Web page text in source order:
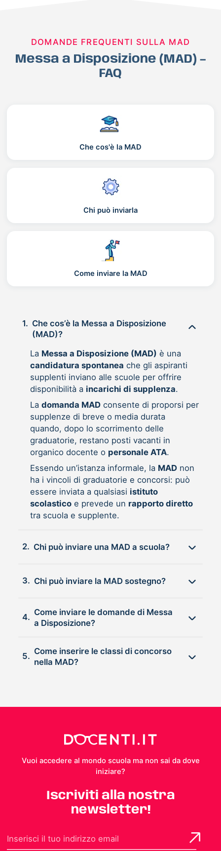
DOMANDE FREQUENTI SULLA MAD
Messa a Disposizione (MAD) –
FAQ
Che cos'è la MAD
Chi può inviarla
Come inviare la MAD
1. Che cos’è la Messa a Disposizione
(MAD)?
La Messa a Disposizione (MAD) è una
candidatura spontanea che gli aspiranti
supplenti inviano alle scuole per offrire
disponibilità a incarichi di supplenza.
La domanda MADconsente di proporsi per
supplenze di breve o media durata
quando, dopo lo scorrimento delle
graduatorie, restano posti vacanti in
organico docente o personale ATA.
Essendo un’istanza informale, la MADnon
ha i vincoli di graduatorie e concorsi: può
essere inviata a qualsiasi istituto
scolasticoe prevede un rapporto diretto
tra scuola e supplente.
2. Chi può inviare una MAD a scuola?
3. Chi può inviare la MAD sostegno?
4.
Come inviare le domande di Messa
a Disposizione?
5.
Come inserire le classi di concorso
nella MAD?
Vuoi accedere al mondo scuola ma non sai da dove
iniziare?
Iscriviti alla nostra
newsletter!